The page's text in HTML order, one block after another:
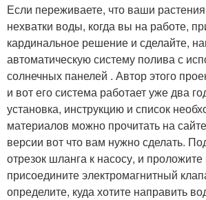
Если переживаете, что ваши
нехватки воды, когда вы на работе,
кардинальное решение и сделайте,
автоматическую систему полива с
солнечных панелей . Автор этого
и вот его система работает уже два
установка, инструкцию и список
материалов можно прочитать на
версии вот что вам нужно сделать.
отрезок шланга к насосу, и
присоедините электромагнитный
определите, куда хотите направить